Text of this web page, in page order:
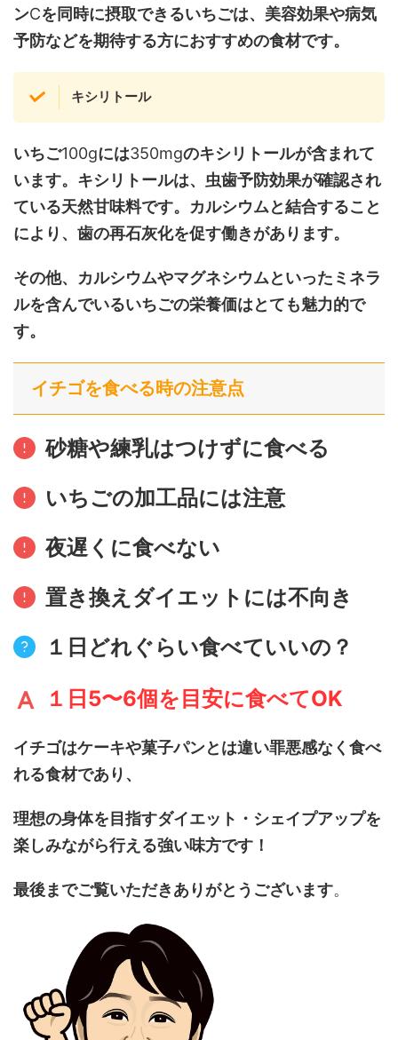
ンCを同時に摂取できるいちごは、美容効果や病気
予防などを期待する方におすすめの食材です。
キシリトール
いちご100gには350mgのキシリトールが含まれて
います。キシリトールは、虫歯予防効果が確認され
ている天然甘味料です。カルシウムと結合すること
により、歯の再石灰化を促す働きがあります。
その他、カルシウムやマグネシウムといったミネラ
ルを含んでいるいちごの栄養価はとても魅力的で
す。
イチゴを食べる時の注意点
砂糖や練乳はつけずに食べる
いちごの加工品には注意
夜遅くに食べない
置き換えダイエット には不向き
１日どれぐらい食べていいの？
１日 5〜6個を目安に食べてOK
イチゴはケーキや菓子パンとは違い罪悪感なく食べ
れる食材であり、
理想の身体を目指すダイエット・シェイプアップを
楽しみながら行える強い味方です！
最後までご覧いただきありがとうございます。